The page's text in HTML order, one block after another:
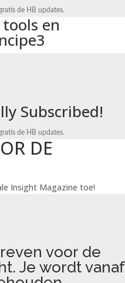
de HB updates.
en
Subscribed!
de HB updates.
DE
Insight Magazine toe!
voor de
Je wordt vanaf